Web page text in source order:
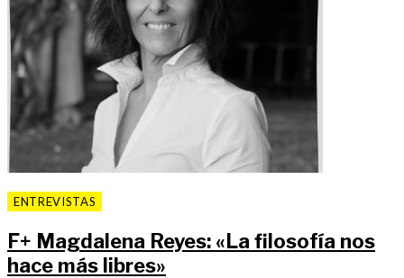
ENTREVISTAS
F+ Magdalena Reyes: «La filosofía nos
hace más libres»